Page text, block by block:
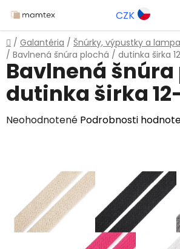
na
obsah
CZK
Domov
/ Galantéria / Šnúrky, výpustky a
/ Bavlnená šnúra plochá / dutinka širka
Bavlnená
dutinka širka
Priemerné
hviezdičiek.
Neohodnotené Podrobnosti